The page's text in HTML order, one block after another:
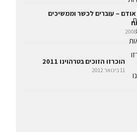
– עוברים לכשר וממשיכים
הוכרזו הזוכים בטרהוינו 2011
11 בינואר 2012